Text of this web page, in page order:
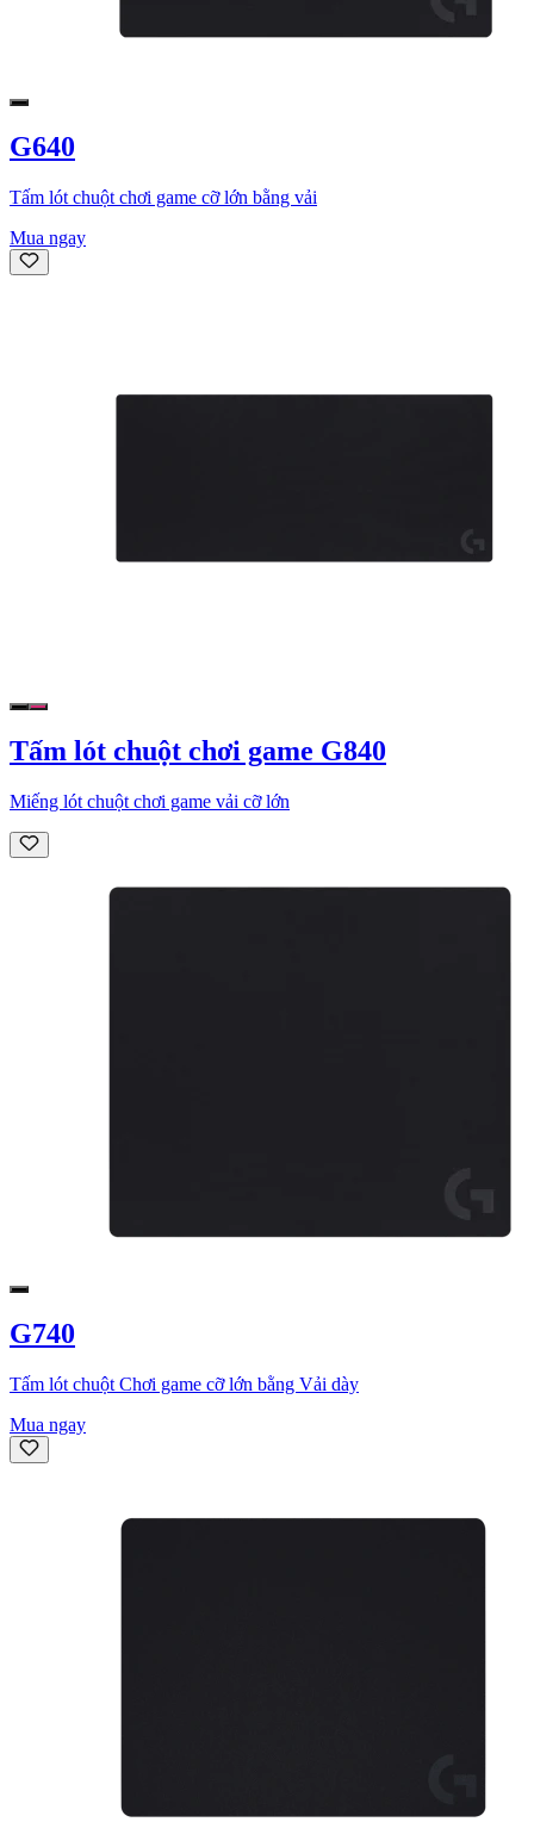
G640
Tấm lót chuột chơi game cỡ lớn bằng vải
Mua ngay
Tấm lót chuột chơi game G840
Miếng lót chuột chơi game vải cỡ lớn
G740
Tấm lót chuột Chơi game cỡ lớn bằng Vải dày
Mua ngay